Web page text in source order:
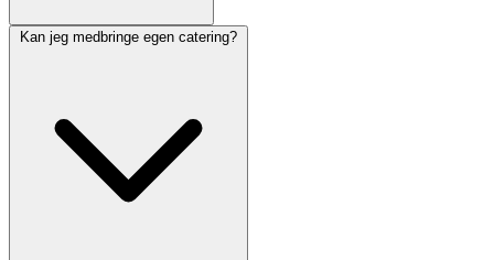
Kan jeg medbringe egen catering?